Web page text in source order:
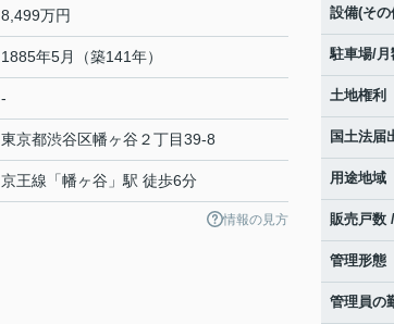
8,499万円
1885年5月（築141年）
-
東京都渋谷区幡ヶ谷 ２丁目39-8
京王線 「幡ヶ谷 」駅 徒歩6分
情報の見方
設備(その
駐車場/月
土地権利
国土法届
用途地域
販売戸数
管理形態
管理員の